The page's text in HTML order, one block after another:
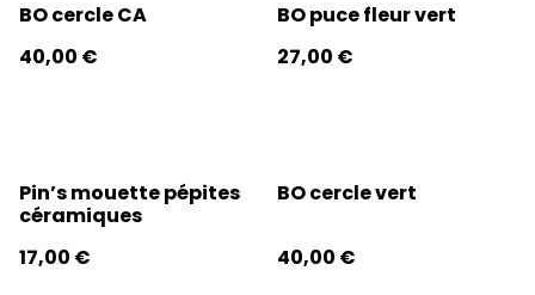
BO cercle CA
40,00 €
BO puce fleur vert
27,00 €
Pin’s mouette pépites
céramiques
17,00 €
BO cercle vert
40,00 €